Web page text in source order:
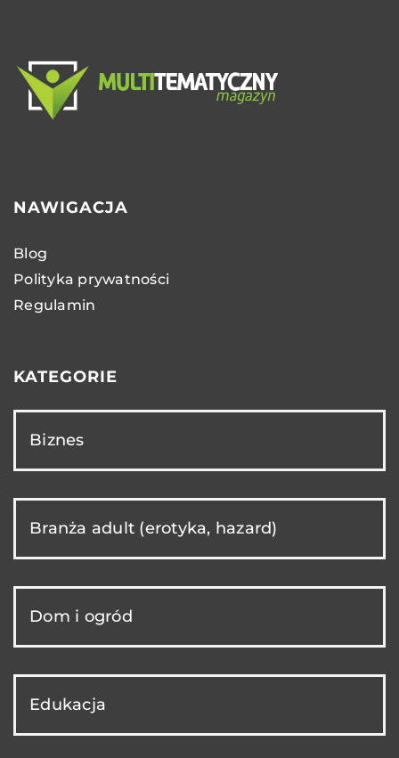
NAWIGACJA
Blog
Polityka prywatności
Regulamin
KATEGORIE
Biznes
Branża adult (erotyka, hazard)
Dom i ogród
Edukacja